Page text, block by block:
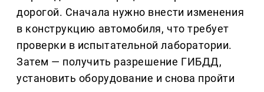
дорогой. Сначала нужно внести изменения
в конструкцию автомобиля, что требует
проверки в испытательной лаборатории.
Затем — получить разрешение ГИБДД,
установить оборудование и снова пройти